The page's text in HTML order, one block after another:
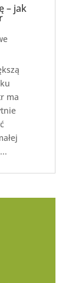
– jak
ma